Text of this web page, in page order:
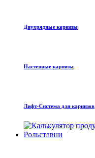
Двухрядные карнизы
Настенные карнизы
Лифт-Система для карнизов
Рольставни